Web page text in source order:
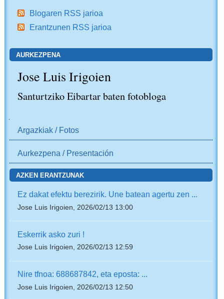
Blogaren RSS jarioa
Erantzunen RSS jarioa
AURKEZPENA
Jose Luis Irigoien
Santurtziko Eibartar baten fotobloga
Argazkiak / Fotos
Aurkezpena / Presentación
AZKEN ERANTZUNAK
Ez dakat efektu berezirik. Une batean agertu zen ...
Jose Luis Irigoien, 2026/02/13 13:00
Eskerrik asko zuri !
Jose Luis Irigoien, 2026/02/13 12:59
Nire tfnoa: 688687842, eta eposta: ...
Jose Luis Irigoien, 2026/02/13 12:50